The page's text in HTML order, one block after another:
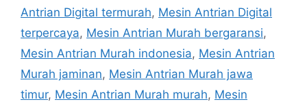
Antrian Digital termurah, Mesin Antrian Digital
terpercaya, Mesin Antrian Murah bergaransi,
Mesin Antrian Murah indonesia, Mesin Antrian
Murah jaminan, Mesin Antrian Murah jawa
timur, Mesin Antrian Murah murah, Mesin